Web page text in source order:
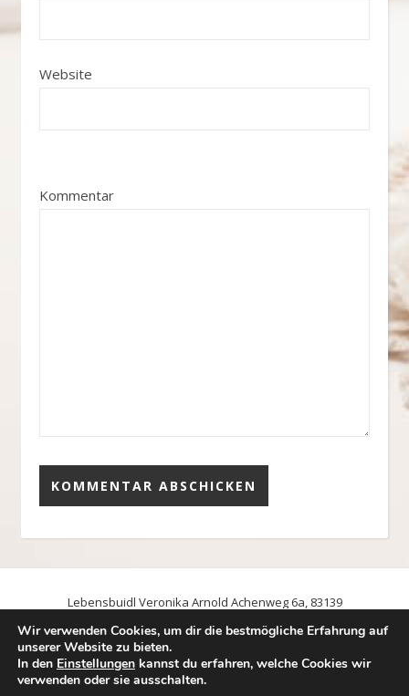
Website
Kommentar
Lebensbuidl Veronika Arnold Achenweg 6a, 83139
Söchtenau, Email: foto@lebensbuidl.de Tel.: 0176/60006186
Kontakt – Lebensbuidl
Impressum und Datenschutzerklärung
Wir verwenden Cookies, um dir die bestmögliche Erfahrung auf
unserer Website zu bieten.
In den Einstellungen kannst du erfahren, welche Cookies wir
verwenden oder sie ausschalten.